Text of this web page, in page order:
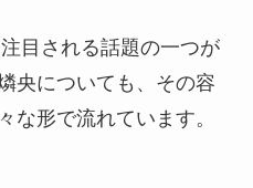
目される話題の一つが
央についても、その容
な形で流れています。